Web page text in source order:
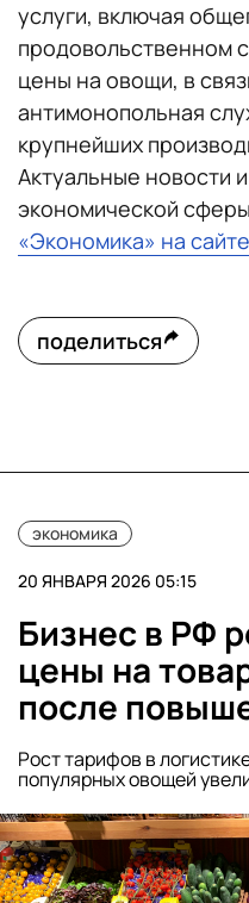
услуги, включая
продовольственном
цены на овощи, в
антимонопольная
крупнейших
Актуальные новости
экономической
«Экономика» на
поделиться
экономика
20 ЯНВАРЯ 2026 05:15
Бизнес в РФ
цены на
после
Рост тарифов в
популярных овощей